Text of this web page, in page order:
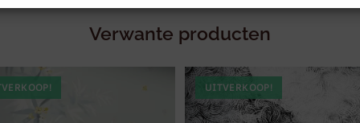
Verwante producten
UITVERKOOP!